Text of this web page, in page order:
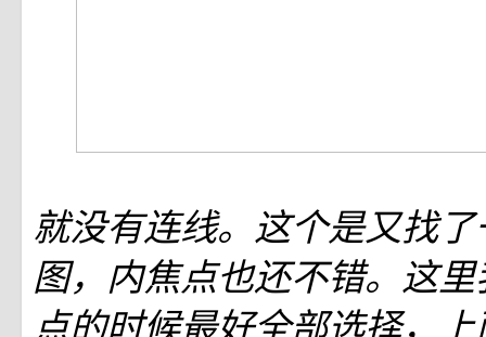
就没有连线。这个是又找
图，内焦点也还不错。这
点的时候最好全部选择，